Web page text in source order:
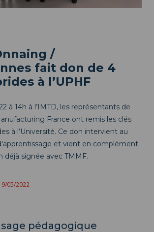
/
fait don de 4
à l’UPHF
à 14h à l’IMTD, les représentants de
France ont remis les clés
à l’Université. Ce don intervient au
et vient en complément
déjà signée avec TMMF.
05/2022
pédagogique